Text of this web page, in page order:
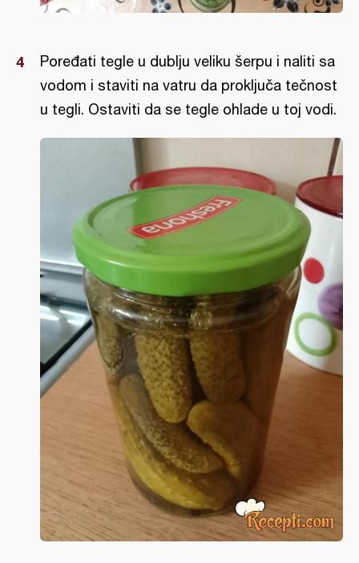
Poređati tegle u dublju veliku šerpu i naliti sa
vodom i staviti na vatru da proključa tečnost
u tegli. Ostaviti da se tegle ohlade u toj vodi.